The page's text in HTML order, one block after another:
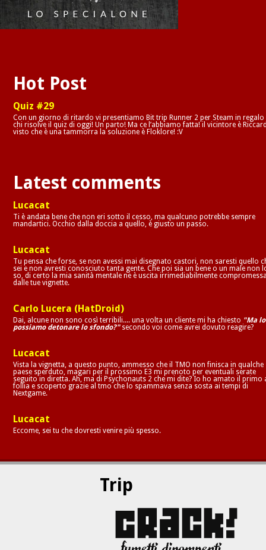
Hot Post
Quiz #29
Con un giorno di ritardo vi presentiamo Bit trip Runner 2 per Steam in regalo
chi risolve il quiz di oggi! Un parto! Ma ce l’abbiamo fatta! il vicintore è
visto che è una tammorra la soluzione è Floklore! :V
Latest comments
Lucacat
Ti è andata bene che non eri sotto il cesso, ma qualcuno potrebbe sempre
mandartici. Occhio dalla doccia a quello, è giusto un passo.
Lucacat
Tu pensa che forse, se non avessi mai disegnato castori, non saresti quello
sei e non avresti conosciuto tanta gente. Che poi sia un bene o un male non
so, di certo la mia sanità mentale ne è uscita irrimediabilmente
dalle tue vignette.
Carlo Lucera (HatDroid)
Dai, alcune non sono così terribili.... una volta un cliente mi ha chiesto "Ma lo
possiamo detonare lo sfondo?"secondo voi come avrei dovuto reagire?
Lucacat
Vista la vignetta, a questo punto, ammesso che il TMO non finisca in qualche
paese sperduto, magari per il prossimo E3 mi prenoto per eventuali serate
seguito in diretta. Ah, ma di Psychonauts 2 che mi dite? Io ho amato il primo
follia e scoperto grazie al tmo che lo spammava senza sosta ai tempi di
Nextgame.
Lucacat
Eccome, sei tu che dovresti venire più spesso.
Trip